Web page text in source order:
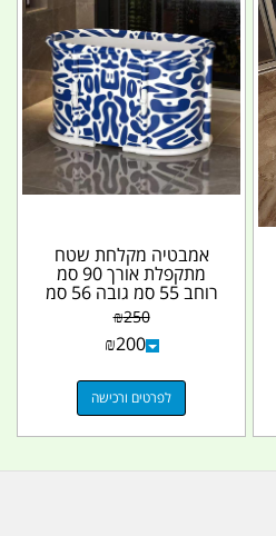
אמבטיה מקלחת שטח
מתקפלת אורך 90 סמ
רוחב 55 סמ גובה 56 סמ
קמפינג לייף
₪250
₪200
לפרטים ורכישה